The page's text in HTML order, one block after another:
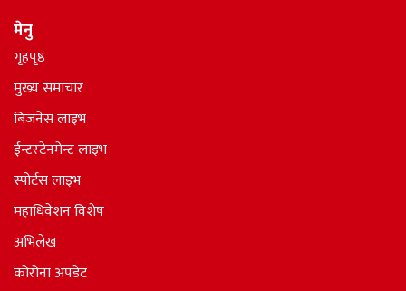
मेनु
गृहपृष्ठ
मुख्य समाचार
बिजनेस लाइभ
ईन्टरटेनमेन्ट लाइभ
स्पोर्टस लाइभ
महाधिवेशन विशेष
अभिलेख
कोरोना अपडेट